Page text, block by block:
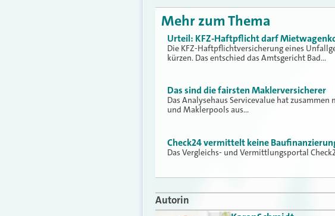
Mehr zum Thema
Urteil: KFZ-Haftpflicht darf
Die KFZ-Haftpflichtversicherung eines
kürzen. Das entschied das Amtsgericht Bad…
Das sind die fairsten Maklerversicherer
Das Analysehaus Servicevalue hat
und Maklerpools aus…
Check24 vermittelt keine
Das Vergleichs- und Vermittlungsportal
Autorin